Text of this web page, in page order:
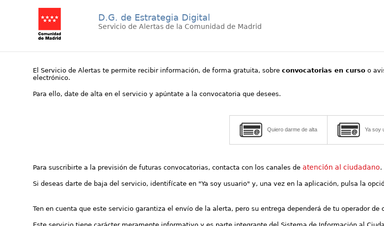
D.G. de Estrategia Digital
Servicio de Alertas de la Comunidad de Madrid
El Servicio de Alertas te permite recibir información, de forma gratuita, sobreconvocatorias en curso o
electrónico.
Para ello, date de alta en el servicio y apúntate a la convocatoria que desees.
Quiero darme de alta Ya soy
Para suscribirte a la previsión de futuras convocatorias, contacta con los canales deatención al ciudadano.
Si deseas darte de baja del servicio, identifícate en "Ya soy usuario" y, una vez en la aplicación, pulsa la
Ten en cuenta que este servicio garantiza el envío de la alerta, pero su entrega dependerá de tu operador de